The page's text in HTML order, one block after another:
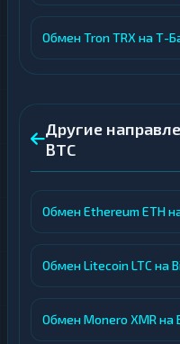
Обмен Tron TRX на Т-
Другие
BTC
Обмен Ethereum ETH
Обмен Litecoin LTC на
Обмен Monero XMR на